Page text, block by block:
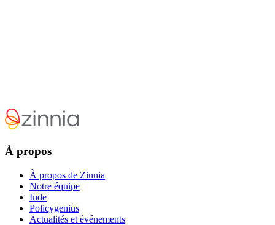
À propos
À propos de Zinnia
Notre équipe
Inde
Policygenius
Actualités et événements